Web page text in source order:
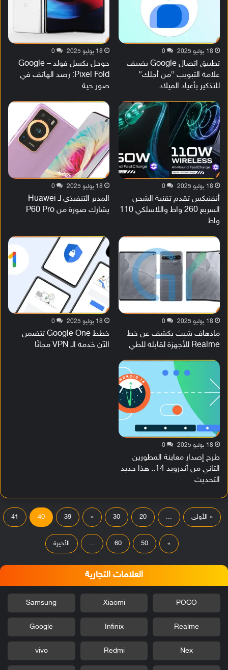
18 يوليو 2025 0
تطبيق اتصال Google يضيف
علامة التبويب “من أجلك”
للتذكير بأعياد الميلاد
18 يوليو 2025 0
جوجل بكسل فولد – Google
Pixel Fold: رصد الهاتف في
صور حية
18 يوليو 2025 0
أنفنيكس تقدم تقنية الشحن
السريع 260 واط واللاسلكي 110
واط
18 يوليو 2025 0
المدير التنفيذي لـ Huawei
يشارك صورة من P60 Pro
18 يوليو 2025 0
مادهاف شيث يكشف عن خط
Realme للأجهزة لقابلة للطي
18 يوليو 2025 0
خطط Google One تتضمن
الآن خدمة الـ VPN مجانًا
18 يوليو 2025 0
طرح إصدار معاينة المطورين
الثاني من أندرويد 14.. هذا جديد
التحديث
« الأولى ...
20
30
«
39
40
41
»
50
60
... الأخيرة
العلامات التجارية
POCO
Xiaomi
Samsung
Realme
Infinix
Google
Nex
Redmi
vivo